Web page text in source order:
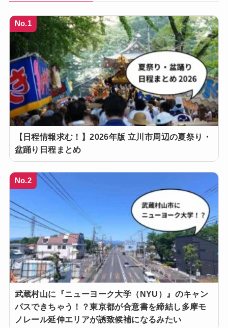
No.1
【日程情報求む！】2026年版 立川市周辺の夏祭り・
盆踊り日程まとめ
No.2
武蔵村山に『ニューヨーク大学（NYU）』のキャン
パスできちゃう！？東京都が合意書を締結し多摩モ
ノレール延伸エリアが誘致候補になるみたい